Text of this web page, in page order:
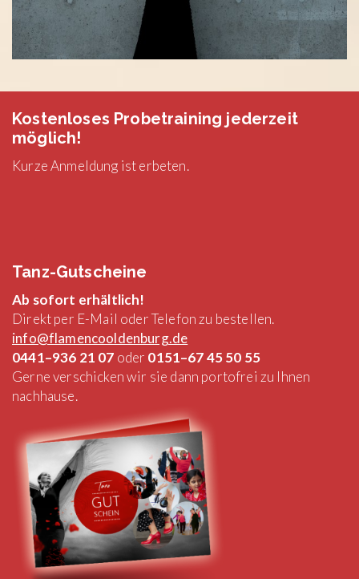
Kostenloses Probetraining jederzeit
möglich!
Kurze Anmeldung ist erbeten.
Tanz-Gutscheine
Ab sofort erhältlich!
Direkt per E-Mail oder Telefon zu bestellen.
info@flamencooldenburg.de
0441–936 21 07 oder 0151–67 45 50 55
Gerne verschicken wir sie dann portofrei zu Ihnen
nachhause.